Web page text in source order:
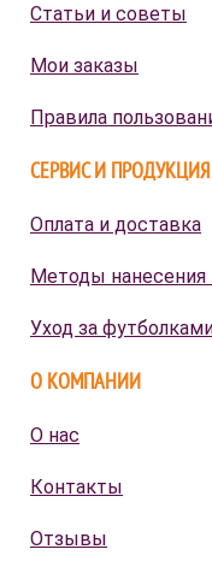
Статьи и советы
Мои заказы
Правила
СЕРВИС И ПРОДУКЦИЯ
Оплата и доставка
Методы нанесения
Уход за
О КОМПАНИИ
О нас
Контакты
Отзывы